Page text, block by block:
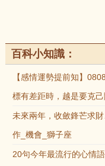
百科小知識：
【感情運勢提前知】
標有差距時，越是要克
未來兩年，收斂鋒芒求
作_機會_獅子座
20句今年最流行的心情